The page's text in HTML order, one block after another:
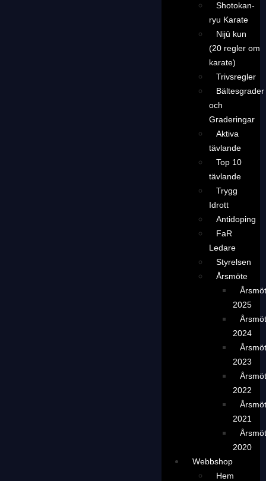
Shotokan-
ryu Karate
Nijū kun
(20 regler om
karate)
Trivsregler
Bältesgrader
och
Graderingar
Aktiva
tävlande
Top 10
tävlande
Trygg
Idrott
Antidoping
FaR
Ledare
Styrelsen
Årsmöte
2025
2024
2023
2022
2021
2020
Webbshop
Hem